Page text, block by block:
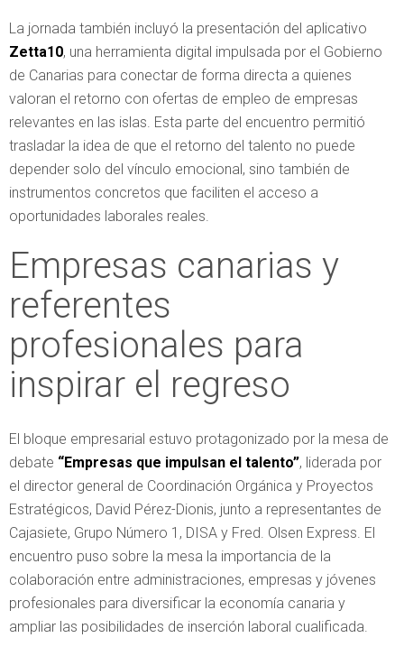
La jornada también incluyó la presentación del aplicativo
Zetta10, una herramienta digital impulsada por el Gobierno
de Canarias para conectar de forma directa a quienes
valoran el retorno con ofertas de empleo de empresas
relevantes en las islas. Esta parte del encuentro permitió
trasladar la idea de que el retorno del talento no puede
depender solo del vínculo emocional, sino también de
instrumentos concretos que faciliten el acceso a
oportunidades laborales reales.
Empresas canarias y
referentes
profesionales para
inspirar el regreso
El bloque empresarial estuvo protagonizado por la mesa de
debate “Empresas que impulsan el talento”, liderada por
el director general de Coordinación Orgánica y Proyectos
Estratégicos, David Pérez-Dionis, junto a representantes de
Cajasiete, Grupo Número 1, DISA y Fred. Olsen Express. El
encuentro puso sobre la mesa la importancia de la
colaboración entre administraciones, empresas y jóvenes
profesionales para diversificar la economía canaria y
ampliar las posibilidades de inserción laboral cualificada.